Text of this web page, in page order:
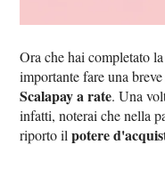
Ora che hai completato
importante fare una
Scalapay a rate. Una
infatti, noterai che nella
riporto ilpotere